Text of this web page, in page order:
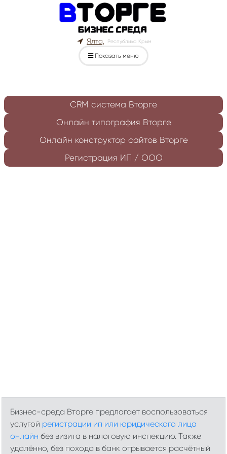
Ялта, Республика Крым
Показать меню
CRM система Вторге
Онлайн типография Вторге
Онлайн конструктор сайтов Вторге
Регистрация ИП / ООО
Бизнес-среда Вторге предлагает воспользоваться
услугой регистрации ип или юридического лица
онлайн без визита в налоговую инспекцию. Также
удалённо, без похода в банк отрывается расчётный